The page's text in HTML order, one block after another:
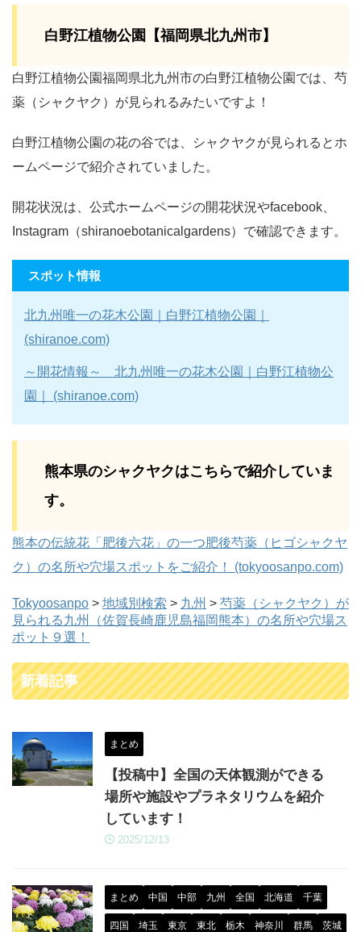
白野江植物公園【福岡県北九州市】
白野江植物公園福岡県北九州市の白野江植物公園では、芍
薬（シャクヤク）が見られるみたいですよ！
白野江植物公園の花の谷では、シャクヤクが見られるとホ
ームページで紹介されていました。
開花状況は、公式ホームページの開花状況やfacebook、
Instagram（shiranoebotanicalgardens）で確認できます。
スポット情報
北九州唯一の花木公園｜白野江植物公園｜
(shiranoe.com)
～開花情報～ 北九州唯一の花木公園｜白野江植物公
園｜ (shiranoe.com)
熊本県のシャクヤクはこちらで紹介していま
す。
熊本の伝統花「肥後六花」の一つ肥後芍薬（ヒゴシャクヤ
ク）の名所や穴場スポットをご紹介！ (tokyoosanpo.com)
Tokyoosanpo > 地域別検索 > 九州 > 芍薬（シャクヤク）が
見られる九州（佐賀長崎鹿児島福岡熊本）の名所や穴場ス
ポット９選！
新着記事
まとめ
【投稿中】全国の天体観測ができる
場所や施設やプラネタリウムを紹介
しています！
2025/12/13
まとめ 中国 中部 九州 全国 北海道 千葉
四国 埼玉 東京 東北 栃木 神奈川 群馬 茨城